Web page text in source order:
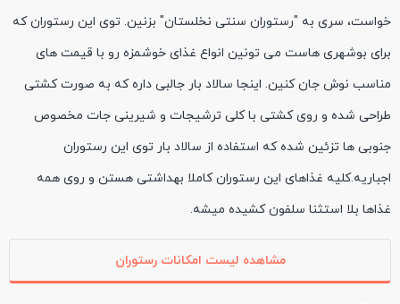
خواست، سری به "رستوران سنتی نخلستان" بزنین. توی این رستوران که
برای بوشهری هاست می تونین انواع غذای خوشمزه رو با قیمت های
مناسب نوش جان کنین. اینجا سالاد بار جالبی داره که به صورت کشتی
طراحی شده و روی کشتی با کلی ترشیجات و شیرینی جات مخصوص
جنوبی ها تزئین شده که استفاده از سالاد بار توی این رستوران
اجباریه.کلیه غذاهای این رستوران کاملا بهداشتی هستن و روی همه
غذاها بلا استثنا سلفون کشیده میشه.
مشاهده لیست امکانات رستوران